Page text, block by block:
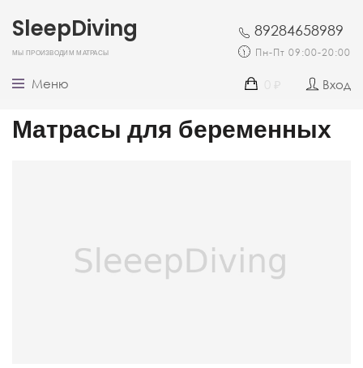
SleepDiving
Мы производим матрасы
89284658989
Пн-Пт 09:00-20:00
Меню Вход
Матрасы для беременных